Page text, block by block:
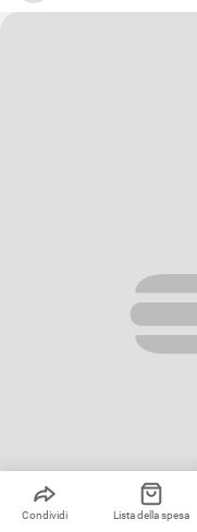
Salva
Condividi Lista della spesa